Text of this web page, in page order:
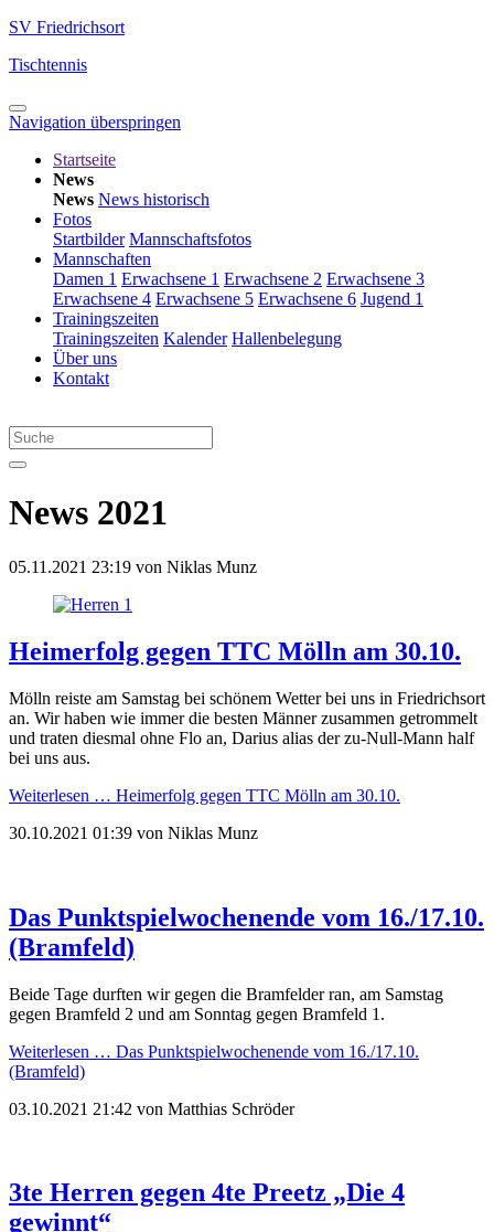
SV Friedrichsort
Tischtennis
Navigation überspringen
Startseite
News
News News historisch
Fotos
Startbilder Mannschaftsfotos
Mannschaften
Damen 1 Erwachsene 1 Erwachsene 2 Erwachsene 3
Erwachsene 4 Erwachsene 5 Erwachsene 6 Jugend 1
Trainingszeiten
Trainingszeiten Kalender Hallenbelegung
Über uns
Kontakt
News 2021
05.11.2021 23:19 von Niklas Munz
Heimerfolg gegen TTC Mölln am 30.10.
Mölln reiste am Samstag bei schönem Wetter bei uns in Friedrichsort
an. Wir haben wie immer die besten Männer zusammen getrommelt
und traten diesmal ohne Flo an, Darius alias der zu-Null-Mann half
bei uns aus.
Weiterlesen … Heimerfolg gegen TTC Mölln am 30.10.
30.10.2021 01:39 von Niklas Munz
Das Punktspielwochenende vom 16./17.10.
(Bramfeld)
Beide Tage durften wir gegen die Bramfelder ran, am Samstag
gegen Bramfeld 2 und am Sonntag gegen Bramfeld 1.
Weiterlesen … Das Punktspielwochenende vom 16./17.10.
(Bramfeld)
03.10.2021 21:42 von Matthias Schröder
3te Herren gegen 4te Preetz „Die 4
gewinnt“